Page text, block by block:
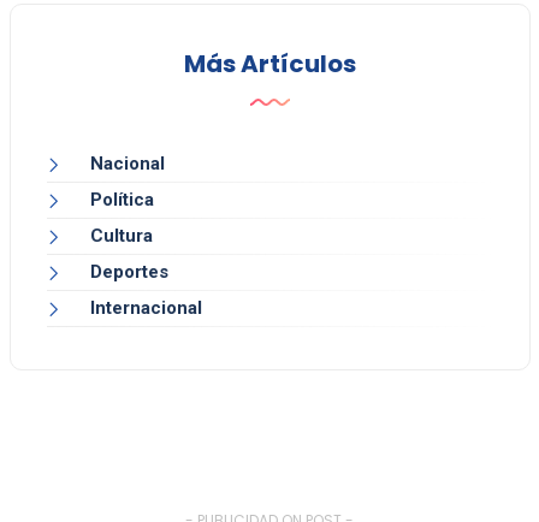
Más Artículos
Nacional
Política
Cultura
Deportes
Internacional